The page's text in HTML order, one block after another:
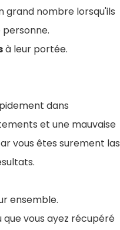
grand nombre lorsqu'ils
à leur portée.
dans
et une mauvaise
vous êtes surement las
ensemble.
que vous ayez récupéré